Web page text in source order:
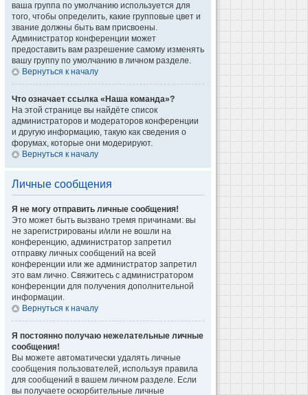
ваша группа по умолчанию используется для
того, чтобы определить, какие групповые цвет и
звание должны быть вам присвоены.
Администратор конференции может
предоставить вам разрешение самому изменять
вашу группу по умолчанию в личном разделе.
Вернуться к началу
Что означает ссылка «Наша команда»?
На этой странице вы найдёте список
администраторов и модераторов конференции
и другую информацию, такую как сведения о
форумах, которые они модерируют.
Вернуться к началу
Личные сообщения
Я не могу отправить личные сообщения!
Это может быть вызвано тремя причинами: вы
не зарегистрированы и/или не вошли на
конференцию, администратор запретил
отправку личных сообщений на всей
конференции или же администратор запретил
это вам лично. Свяжитесь с администратором
конференции для получения дополнительной
информации.
Вернуться к началу
Я постоянно получаю нежелательные личные
сообщения!
Вы можете автоматически удалять личные
сообщения пользователей, используя правила
для сообщений в вашем личном разделе. Если
вы получаете оскорбительные личные